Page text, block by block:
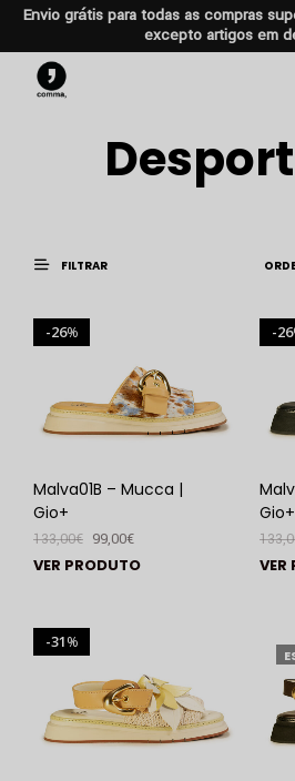
Envio grátis para todas as compras
excepto artigos em
FILTRAR
%
26
Malva01B – Mucca |
Gio+
133,00€ 99,00€
VER PRODUTO
26
Gio+
VER
%
31